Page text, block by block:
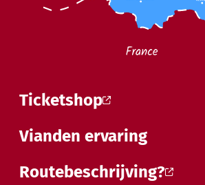
Ticketshop
Vianden ervaring
Routebeschrijving?